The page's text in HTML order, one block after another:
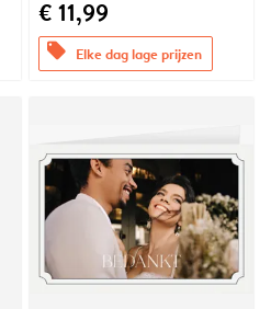
€ 11,99
offers Elke dag lage prijzen